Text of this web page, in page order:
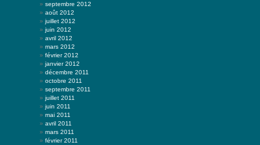
septembre 2012
août 2012
juillet 2012
juin 2012
avril 2012
mars 2012
février 2012
janvier 2012
décembre 2011
octobre 2011
septembre 2011
juillet 2011
juin 2011
mai 2011
avril 2011
mars 2011
février 2011